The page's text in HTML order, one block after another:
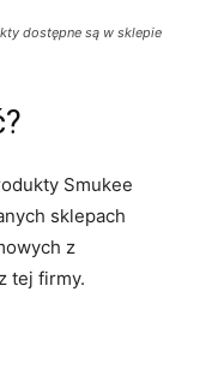
dostępne są w sklepie
Smukee
sklepach
z
tej firmy.